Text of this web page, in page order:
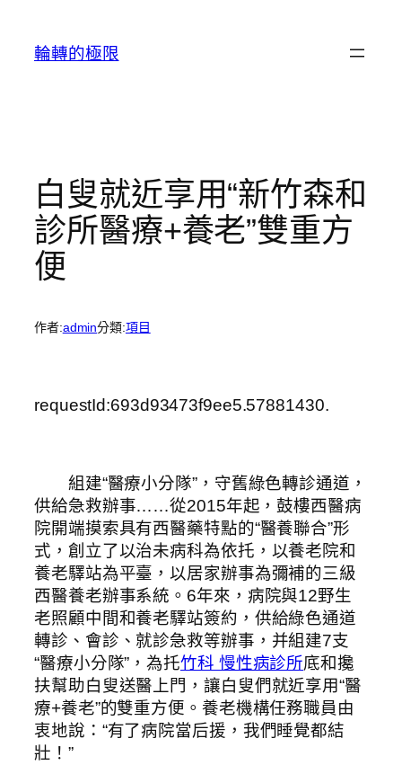
輪轉的極限
白叟就近享用“新竹森和
診所醫療+養老”雙重方
便
作者:admin分類:項目
requestId:693d93473f9ee5.57881430.
組建“醫療小分隊”，守舊綠色轉診通道，
供給急救辦事……從2015年起，鼓樓西醫病
院開端摸索具有西醫藥特點的“醫養聯合”形
式，創立了以治未病科為依托，以養老院和
養老驛站為平臺，以居家辦事為彌補的三級
西醫養老辦事系統。6年來，病院與12野生
老照顧中間和養老驛站簽約，供給綠色通道
轉診、會診、就診急救等辦事，并組建7支
“醫療小分隊”，為托竹科 慢性病診所底和攙
扶幫助白叟送醫上門，讓白叟們就近享用“醫
療+養老”的雙重方便。養老機構任務職員由
衷地說：“有了病院當后援，我們睡覺都結
壯！”